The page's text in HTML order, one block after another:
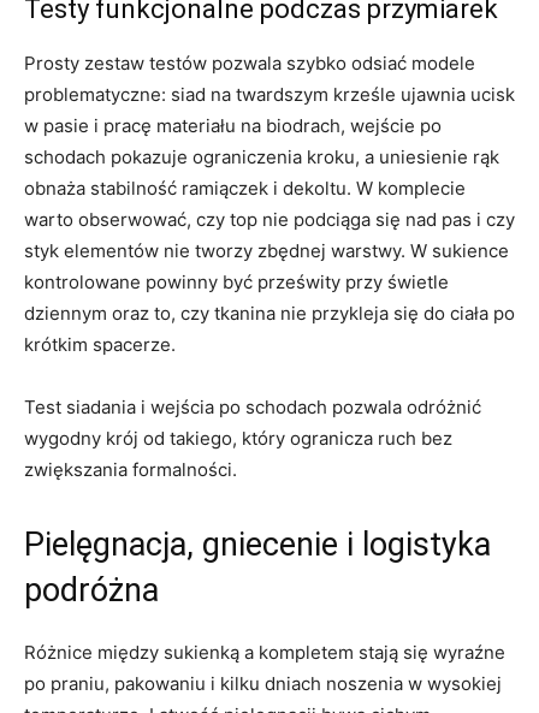
Testy funkcjonalne podczas przymiarek
Prosty zestaw testów pozwala szybko odsiać modele
problematyczne: siad na twardszym krześle ujawnia ucisk
w pasie i pracę materiału na biodrach, wejście po
schodach pokazuje ograniczenia kroku, a uniesienie rąk
obnaża stabilność ramiączek i dekoltu. W komplecie
warto obserwować, czy top nie podciąga się nad pas i czy
styk elementów nie tworzy zbędnej warstwy. W sukience
kontrolowane powinny być prześwity przy świetle
dziennym oraz to, czy tkanina nie przykleja się do ciała po
krótkim spacerze.
Test siadania i wejścia po schodach pozwala odróżnić
wygodny krój od takiego, który ogranicza ruch bez
zwiększania formalności.
Pielęgnacja, gniecenie i logistyka
podróżna
Różnice między sukienką a kompletem stają się wyraźne
po praniu, pakowaniu i kilku dniach noszenia w wysokiej